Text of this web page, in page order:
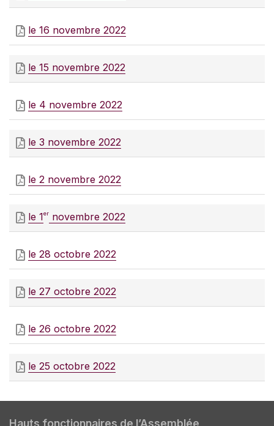
le 16 novembre 2022
le 15 novembre 2022
le 4 novembre 2022
le 3 novembre 2022
le 2 novembre 2022
le 1er novembre 2022
le 28 octobre 2022
le 27 octobre 2022
le 26 octobre 2022
le 25 octobre 2022
Hauts fonctionnaires de l’Assemblée